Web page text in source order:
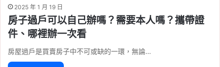
2025 年 1 月 19 日
房子過戶可以自己辦嗎？需要本人嗎？攜帶證
件、哪裡辦一次看
房屋過戶是買賣房子中不可或缺的一環，無論…